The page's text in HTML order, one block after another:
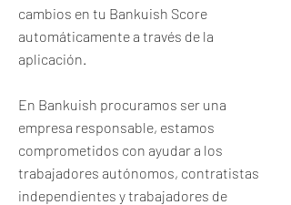
cambios en tu Bankuish Score
automáticamente a través de la
aplicación.
En Bankuish procuramos ser una
empresa responsable, estamos
comprometidos con ayudar a los
trabajadores autónomos, contratistas
independientes y trabajadores de